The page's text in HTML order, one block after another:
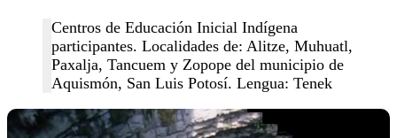
Centros de Educación Inicial Indígena
participantes. Localidades de: Alitze, Muhuatl,
Paxalja, Tancuem y Zopope del municipio de
Aquismón, San Luis Potosí. Lengua: Tenek